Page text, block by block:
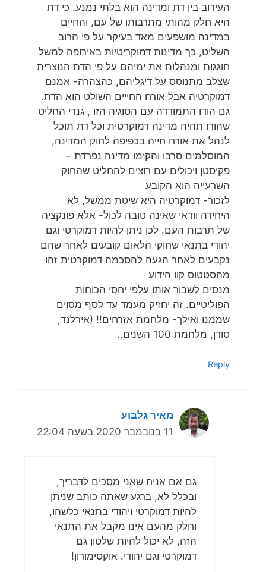
העירוב בין דת ומדינה הוא בלתי נמנע. כי דת
היא חלק מהותי מתרבותו של עם, והחיים
במדינה מושפעים מאד בעיקר על פי הרוב
השליט, כך מדינות דמוקריטיות באירופה למשל
חוגגות ומנהלות את ימיהם על פי הדת הנוצרית
שצלב מתנוסס על דיגליהם, כהצהרה- אמנם
דמוקרטיה אבל אורח החייים השולט הוא הדת.
גם הודו התמודדה עם הסוגיה הזו , גנדי החליט
שהודו תהיה מדינה דמוקרטית וכל דת תוכל
לנהל את אורח חייה בכפיפה לחוק המדינה,
המוסלמים סרבו והקימו מדינה נפרדת –
פקיסטן ויכולים עם רוצים להחליט שהחוק
השרעייה הוא הקובע
לזכור- דמוקרטיה היא שיטת ממשל, לא
היחידה וודאי שאינה טובה לכול- אלא פונקציה
של תרבות העם. לכן ניתן להיות דמוקרטי וגם
יהודי בתנאי שחוקי הלאום קובעים לאחר שהם
נקבעים לאחר הגעה להסכמה דמוקרטית זהו
מהסטטוס קוו הידוע
מנסים לשבור אותו עלפי יחסי הכוחות
הפוליטיים. זה יחזיק מעמד עד לסף מסוים
שממנו ואילך- מלחמת אזרחים!! (אירלנד,
סודן, מלחמת 100 השנים..
Reply
מאיר גלבוע
11 בנובמבר 2020 בשעה 22:04
גם אם אניח שאני מסכים לדבריך,
ובכלל לא, ברגע שאתה כותב שניתן
להיות דמוקרטי ויהודי בתנאי כלשהו,
וחלק מהעם אינו מקבל את התנאי
הזה, לא יכול להיות שלטון גם
דמוקרטי וגם יהודי. אוקסימורון!